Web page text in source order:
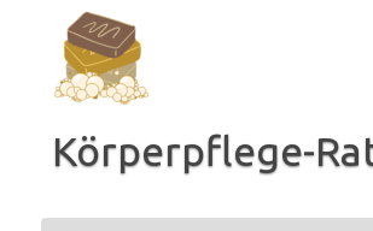
Inhalt
springen
Körperpflege-